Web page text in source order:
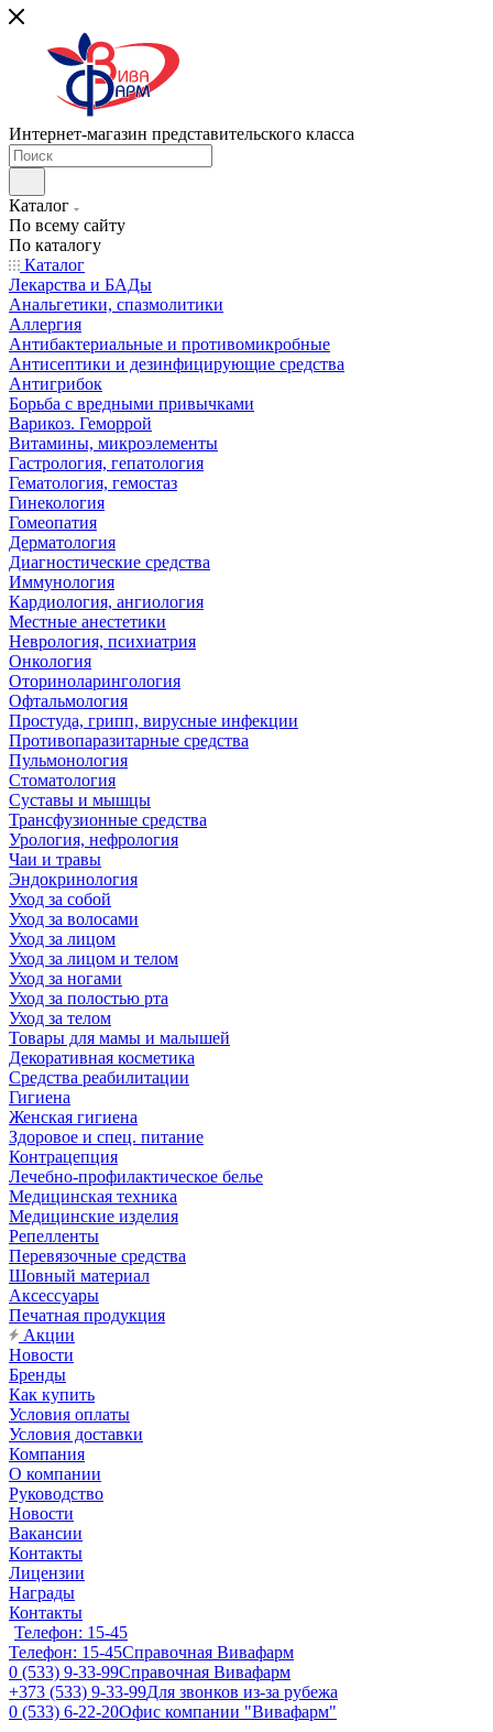
Интернет-магазин представительского класса
Каталог
По всему сайту
По каталогу
Каталог
Лекарства и БАДы
Анальгетики, спазмолитики
Аллергия
Антибактериальные и противомикробные
Антисептики и дезинфицирующие средства
Антигрибок
Борьба с вредными привычками
Варикоз. Геморрой
Витамины, микроэлементы
Гастрология, гепатология
Гематология, гемостаз
Гинекология
Гомеопатия
Дерматология
Диагностические средства
Иммунология
Кардиология, ангиология
Местные анестетики
Неврология, психиатрия
Онкология
Оториноларингология
Офтальмология
Простуда, грипп, вирусные инфекции
Противопаразитарные средства
Пульмонология
Стоматология
Суставы и мышцы
Трансфузионные средства
Урология, нефрология
Чаи и травы
Эндокринология
Уход за собой
Уход за волосами
Уход за лицом
Уход за лицом и телом
Уход за ногами
Уход за полостью рта
Уход за телом
Товары для мамы и малышей
Декоративная косметика
Средства реабилитации
Гигиена
Женская гигиена
Здоровое и спец. питание
Контрацепция
Лечебно-профилактическое белье
Медицинская техника
Медицинские изделия
Репелленты
Перевязочные средства
Шовный материал
Аксессуары
Печатная продукция
Акции
Новости
Бренды
Как купить
Условия оплаты
Условия доставки
Компания
О компании
Руководство
Новости
Вакансии
Контакты
Лицензии
Награды
Контакты
Телефон: 15-45
Телефон: 15-45Справочная Вивафарм
0 (533) 9-33-99Справочная Вивафарм
+373 (533) 9-33-99Для звонков из-за рубежа
0 (533) 6-22-20Офис компании "Вивафарм"